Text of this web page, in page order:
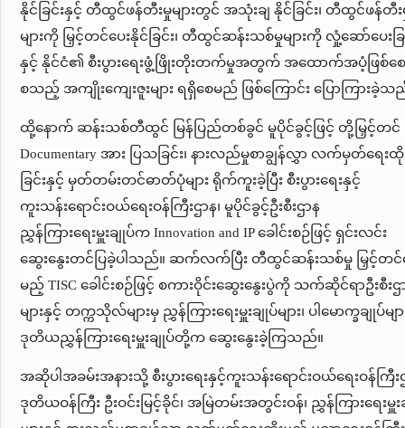
နိုင်ခြင်းနှင့် တီထွင်ဖန်တီးမှုများတွင် အသုံးချ နိုင်ခြင်း၊ တီထွင်ဖန်တီ
များကို မြှင့်တင်ပေးနိုင်ခြင်း၊ တီထွင်ဆန်းသစ်မှုများကို လှုံ့ဆော်ပေးခြ
နှင့် နိုင်ငံ၏ စီးပွားရေးဖွံ့ဖြိုးတိုးတက်မှုအတွက် အထောက်အပံ့ဖြစ်စေ
စသည့် အကျိုးကျေးဇူးများ ရရှိစေမည် ဖြစ်ကြောင်း ပြောကြားခဲ့သ
ထို့နောက် ဆန်းသစ်တီထွင် မြန်ပြည်တစ်ခွင် မူပိုင်ခွင့်ဖြင့် တို့မြှင့်တင်
Documentary အား ပြသခြင်း၊ နားလည်မှုစာချွန်လွှာ လက်မှတ်ရေးထို
ခြင်းနှင့် မှတ်တမ်းတင်ဓာတ်ပုံများ ရိုက်ကူးခဲ့ပြီး စီးပွားရေးနှင့်
ကူးသန်းရောင်းဝယ်ရေးဝန်ကြီးဌာန၊ မူပိုင်ခွင့်ဦးစီးဌာန
ညွှန်ကြားရေးမှူးချုပ်က Innovation and IP ခေါင်းစဉ်ဖြင့် ရှင်းလင်း
ဆွေးနွေးတင်ပြခဲ့ပါသည်။ ဆက်လက်ပြီး တီထွင်ဆန်းသစ်မှု မြှင့်တင်
မည့် TISC ခေါင်းစဉ်ဖြင့် စကားဝိုင်းဆွေးနွေးပွဲကို သက်ဆိုင်ရာဦးစီးဌ
များနှင့် တက္ကသိုလ်များမှ ညွှန်ကြားရေးမှူးချုပ်များ၊ ပါမောက္ခချုပ်မျ
ဒုတိယညွှန်ကြားရေးမှူးချုပ်တို့က ဆွေးနွေးခဲ့ကြသည်။
အဆိုပါအခမ်းအနားသို့ စီးပွားရေးနှင့်ကူးသန်းရောင်းဝယ်ရေးဝန်ကြီး
ဒုတိယဝန်ကြီး ဦးဝင်းမြင့်ခိုင်၊ အမြဲတမ်းအတွင်းဝန်၊ ညွှန်ကြားရေးမှူး